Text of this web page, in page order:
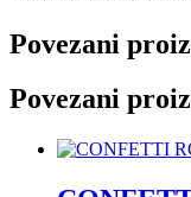
Povezani
Povezani